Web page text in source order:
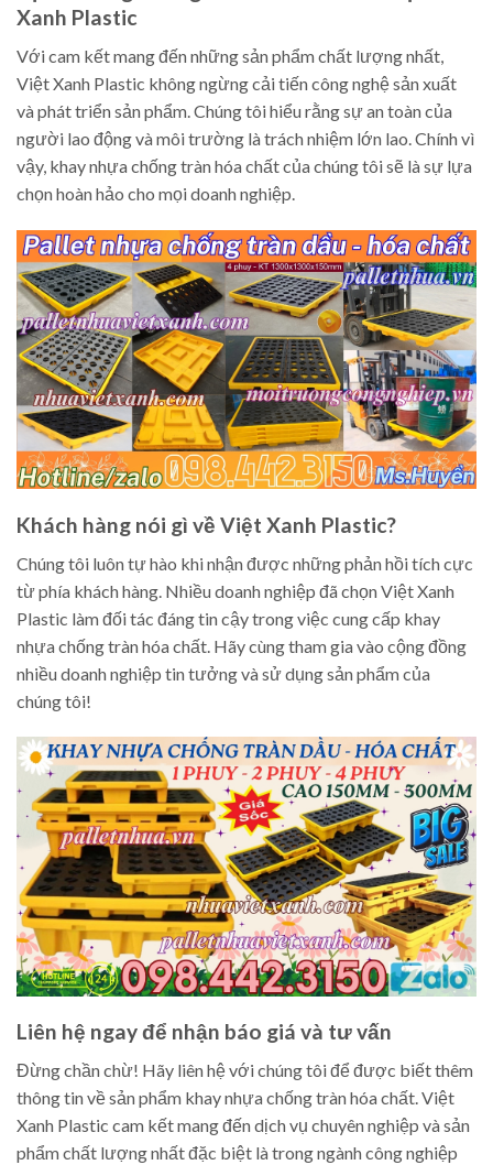
Xanh Plastic
Với cam kết mang đến những sản phẩm chất lượng nhất,
Việt Xanh Plastic không ngừng cải tiến công nghệ sản xuất
và phát triển sản phẩm. Chúng tôi hiểu rằng sự an toàn của
người lao động và môi trường là trách nhiệm lớn lao. Chính vì
vậy, khay nhựa chống tràn hóa chất của chúng tôi sẽ là sự lựa
chọn hoàn hảo cho mọi doanh nghiệp.
Khách hàng nói gì về Việt Xanh Plastic?
Chúng tôi luôn tự hào khi nhận được những phản hồi tích cực
từ phía khách hàng. Nhiều doanh nghiệp đã chọn Việt Xanh
Plastic làm đối tác đáng tin cậy trong việc cung cấp khay
nhựa chống tràn hóa chất. Hãy cùng tham gia vào cộng đồng
nhiều doanh nghiệp tin tưởng và sử dụng sản phẩm của
chúng tôi!
Liên hệ ngay để nhận báo giá và tư vấn
Đừng chần chừ! Hãy liên hệ với chúng tôi để được biết thêm
thông tin về sản phẩm khay nhựa chống tràn hóa chất. Việt
Xanh Plastic cam kết mang đến dịch vụ chuyên nghiệp và sản
phẩm chất lượng nhất đặc biệt là trong ngành công nghiệp